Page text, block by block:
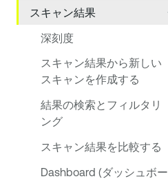
スキャン結果
深刻度
スキャン結果から新しい
スキャンを作成する
結果の検索とフィルタリ
ング
スキャン結果を比較する
Dashboard (ダッシュボー